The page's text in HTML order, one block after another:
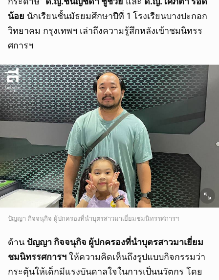
น้อย นักเรียนชั้นมัธยมศึกษาปีที่ 1 โรงเรียนบางปะกอก
วิทยาคม กรุงเทพฯ เล่าถึงความรู้สึกหลังเข้าชมนิทรร
ศการฯ
ปัญญา กิจจนุกิจ ผู้ปกครองที่นำบุตรสาวมาเยี่ยมชมนิทรรศการฯ
ด้าน ปัญญา กิจจนุกิจ ผู้ปกครองที่นำบุตรสาวมาเยี่ยม
ชมนิทรรศการฯ ให้ความคิดเห็นถึงรูปแบบกิจกรรมว่า
กระตุ้นให้เด็กมีแรงบันดาลใจในการเป็นนวัตกร โดย